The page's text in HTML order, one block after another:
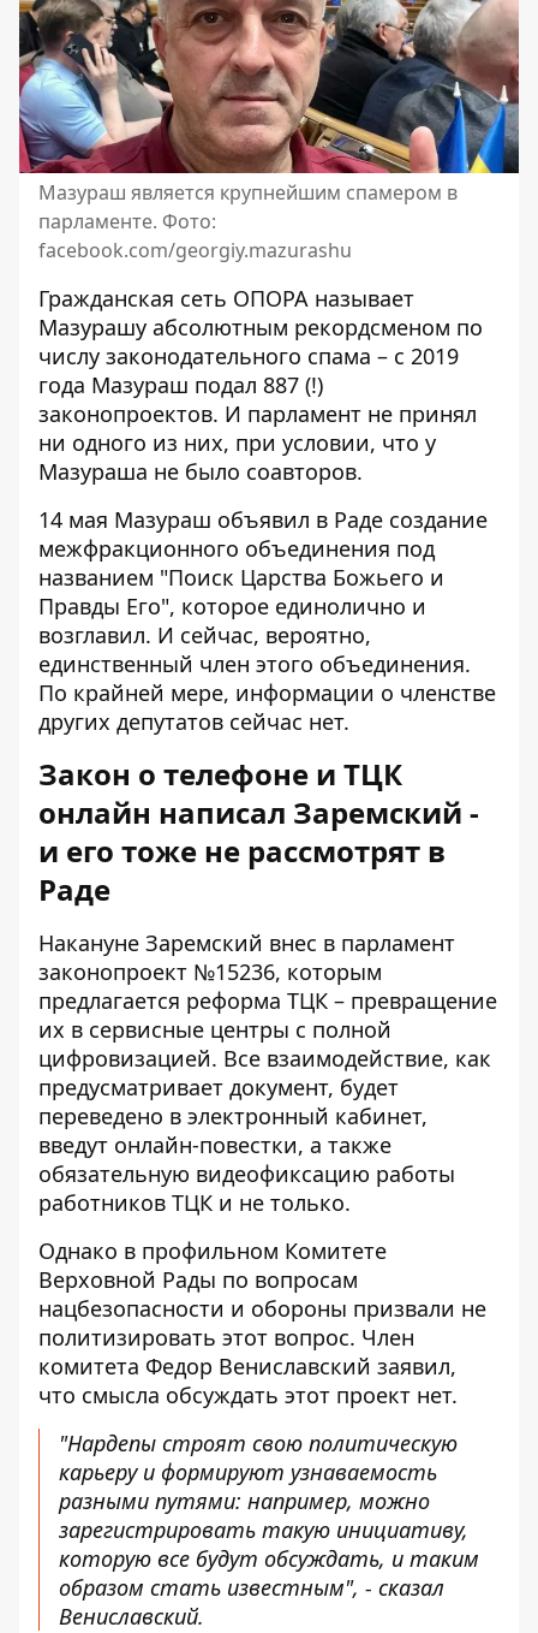
Мазураш является крупнейшим спамером в
парламенте. Фото:
facebook.com/georgiy.mazurashu
Гражданская сеть ОПОРА называет
Мазурашу абсолютным рекордсменом по
числу законодательного спама – с 2019
года Мазураш подал 887 (!)
законопроектов. И парламент не принял
ни одного из них, при условии, что у
Мазураша не было соавторов.
14 мая Мазураш объявил в Раде создание
межфракционного объединения под
названием "Поиск Царства Божьего и
Правды Его", которое единолично и
возглавил. И сейчас, вероятно,
единственный член этого объединения.
По крайней мере, информации о членстве
других депутатов сейчас нет.
Закон о телефоне и ТЦК
онлайн написал Заремский -
и его тоже не рассмотрят в
Раде
Накануне Заремский внес в парламент
законопроект №15236, которым
предлагается реформа ТЦК – превращение
их в сервисные центры с полной
цифровизацией. Все взаимодействие, как
предусматривает документ, будет
переведено в электронный кабинет,
введут онлайн-повестки, а также
обязательную видеофиксацию работы
работников ТЦК и не только.
Однако в профильном Комитете
Верховной Рады по вопросам
нацбезопасности и обороны призвали не
политизировать этот вопрос. Член
комитета Федор Вениславский заявил,
что смысла обсуждать этот проект нет.
"Нардепы строят свою политическую
карьеру и формируют узнаваемость
разными путями: например, можно
зарегистрировать такую ​​инициативу,
которую все будут обсуждать, и таким
образом стать известным", - сказал
Вениславский.